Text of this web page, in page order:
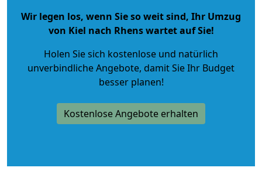
Wir legen los, wenn Sie so weit sind, Ihr Umzug
von Kiel nach Rhens wartet auf Sie!
Holen Sie sich kostenlose und natürlich
unverbindliche Angebote, damit Sie Ihr Budget
besser planen!
Kostenlose Angebote erhalten